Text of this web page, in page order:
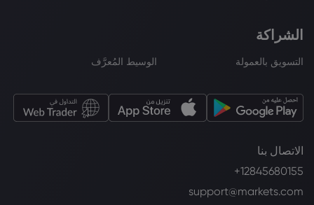
الشراكة
التسويق بالعمولة الوسيط المُعرَّف
الاتصال بنا
+12845680155
support@markets.com